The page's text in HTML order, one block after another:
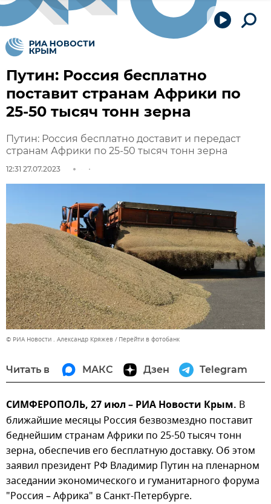
Путин: Россия бесплатно
поставит странам Африки по
25-50 тысяч тонн зерна
Путин: Россия бесплатно доставит и передаст
странам Африки по 25-50 тысяч тонн зерна
12:31 27.07.2023
© РИА Новости . Александр Кряжев Перейти в фотобанк
Читать в МАКС Дзен Telegram
СИМФЕРОПОЛЬ, 27 июл – РИА Новости Крым. В
ближайшие месяцы Россия безвозмездно поставит
беднейшим странам Африки по 25-50 тысяч тонн
зерна, обеспечив его бесплатную доставку. Об этом
заявил президент РФ Владимир Путин на пленарном
заседании экономического и гуманитарного форума
"Россия – Африка" в Санкт-Петербурге.